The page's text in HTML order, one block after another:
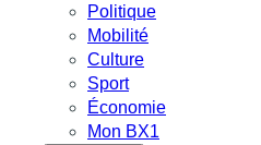
Politique
Mobilité
Culture
Sport
Économie
Mon BX1